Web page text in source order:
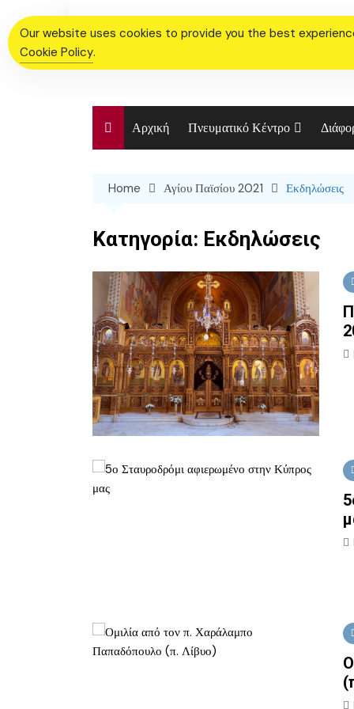
to
content
Αρχική Πνευματικό Κέντρο
Ναού
Η
Home Αγίου Παϊσίου 2021 Εκδηλώσεις
Κατηγορία: Εκδηλώσεις
Our website uses cookies to provide you the best
Cookie Policy.